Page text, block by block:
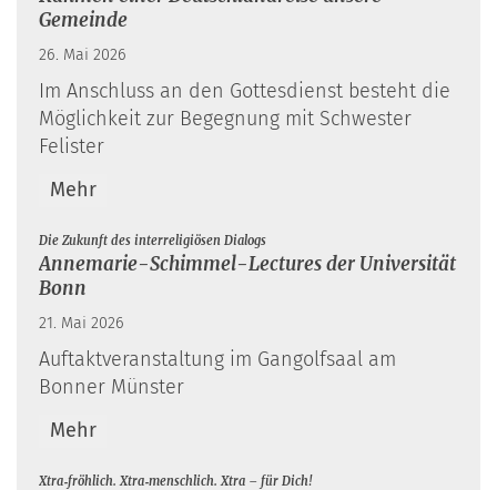
Gemeinde
26. Mai 2026
Im Anschluss an den Gottesdienst besteht die
Möglichkeit zur Begegnung mit Schwester
Felister
Mehr
Die Zukunft des interreligiösen Dialogs:
Annemarie-Schimmel-Lectures der Universität
Bonn
21. Mai 2026
Auftaktveranstaltung im Gangolfsaal am
Bonner Münster
Mehr
Xtra‑fröhlich. Xtra‑menschlich. Xtra – für Dich!: